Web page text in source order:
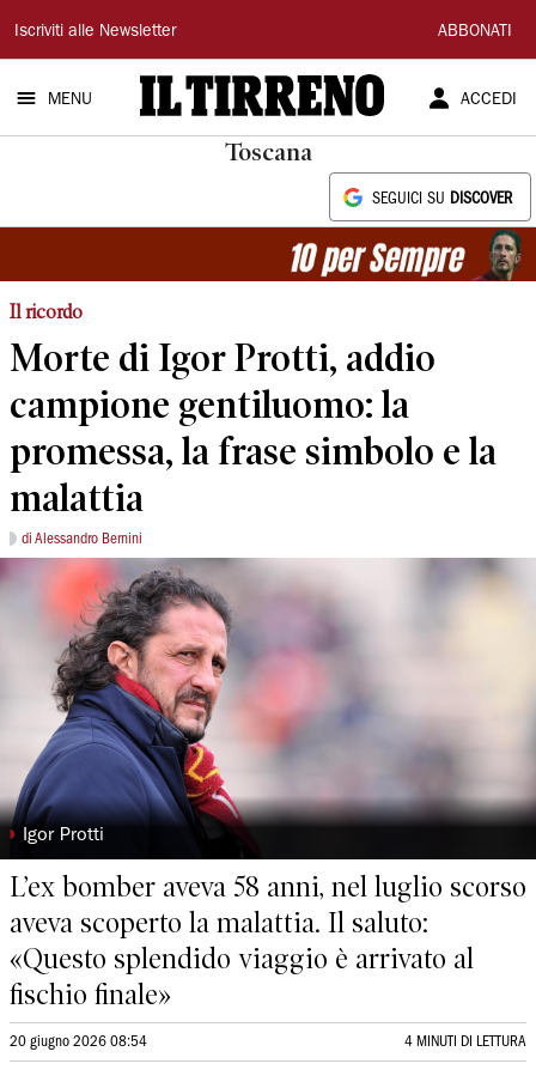
Il
Tirreno
Iscriviti alle Newsletter ABBONATI
MENU ACCEDI
Toscana
SEGUICI SU DISCOVER
Il ricordo
Morte di Igor Protti, addio
campione gentiluomo: la
promessa, la frase simbolo e la
malattia
di Alessandro Bernini
◗ Igor Protti
L’ex bomber aveva 58 anni, nel luglio scorso
aveva scoperto la malattia. Il saluto:
«Questo splendido viaggio è arrivato al
fischio finale»
20 giugno 2026 08:54 4 MINUTI DI LETTURA